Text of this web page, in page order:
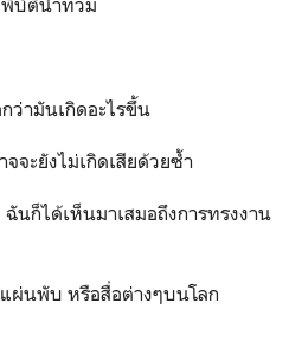
ว่ามันเกิดอะไรขึ้น
จะยังไม่เกิดเสียด้วยซ้ำ
นก็ได้เห็นมาเสมอถึงการทรงงาน
ผ่นพับ หรือสื่อต่างๆบนโลก